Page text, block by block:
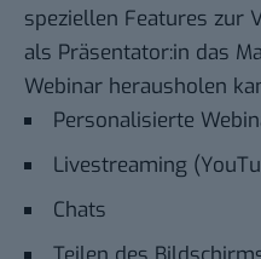
speziellen Features zur
als Präsentator:in das
Webinar herausholen
Personalisierte
Livestreaming
Chats